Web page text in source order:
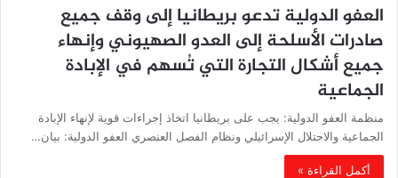
العفو الدولية تدعو بريطانيا إلى وقف جميع
صادرات الأسلحة إلى العدو الصهيوني وإنهاء
جميع أشكال التجارة التي تُسهم في الإبادة
الجماعية
منظمة العفو الدولية: يجب على بريطانيا اتخاذ إجراءات قوية لإنهاء الإبادة
الجماعية والاحتلال الإسرائيلي ونظام الفصل العنصري العفو الدولية: بيان…
أكمل القراءة »